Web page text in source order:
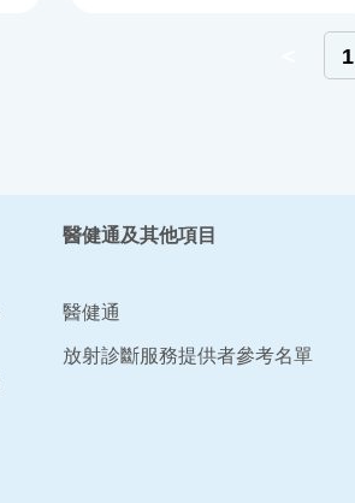
1
醫健通及其他項目
醫健通
放射診斷服務提供者參考名單